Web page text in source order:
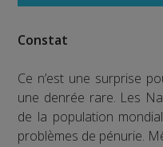
Constat
Ce n’est une surprise
une denrée rare. Les
de la population
problèmes de pénurie.